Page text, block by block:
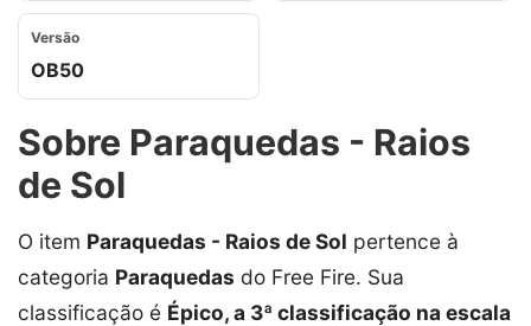
Versão
OB50
Sobre Paraquedas - Raios
de Sol
O item Paraquedas - Raios de Sol pertence à
categoria Paraquedas do Free Fire. Sua
classificação é Épico, a 3ª classificação na escala